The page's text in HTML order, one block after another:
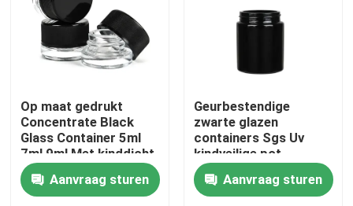
Huis
Op maat gedrukt
Concentrate Black
Glass Container 5ml
7ml 9ml Met kinddicht
deksel
Aanvraag sturen
Geurbestendige
zwarte glazen
containers Sgs Uv
kindveilige pot
Bloemverpakking
Glazen potAanvraag sturen